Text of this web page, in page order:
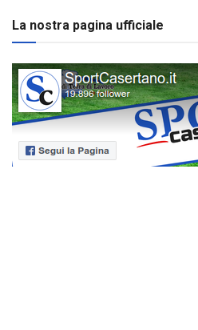
La nostra pagina ufficiale